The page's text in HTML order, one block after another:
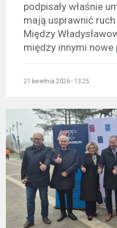
podpisały właśnie
mają usprawnić
Między
między innymi nowe
21 kwietnia 2026 - 13:25